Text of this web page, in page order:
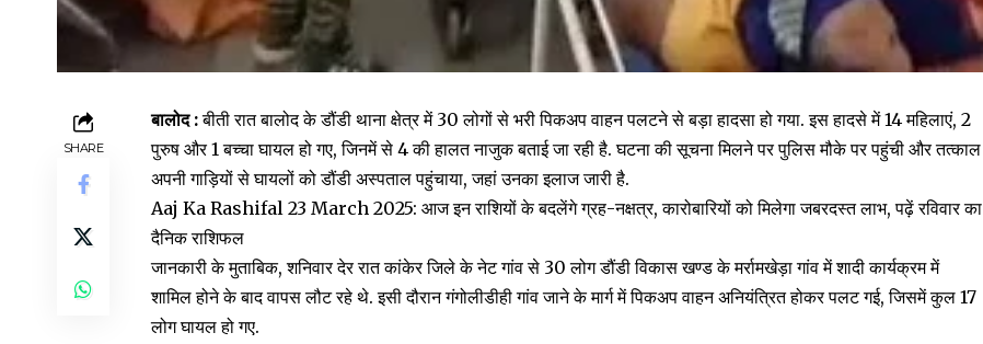
SHARE
बालोद :बीती रात बालोद के डौंडी थाना क्षेत्र में 30 लोगों से भरी पिकअप वाहन पलटने से बड़ा हादसा हो गया. इस हादसे में 14 महिलाएं, 2
पुरुष और 1 बच्चा घायल हो गए, जिनमें से 4 की हालत नाजुक बताई जा रही है. घटना की सूचना मिलने पर पुलिस मौके पर पहुंची और तत्काल
अपनी गाड़ियों से घायलों को डौंडी अस्पताल पहुंचाया, जहां उनका इलाज जारी है.
Aaj Ka Rashifal 23 March 2025: आज इन राशियों के बदलेंगे ग्रह-नक्षत्र, कारोबारियों को मिलेगा जबरदस्त लाभ, पढ़ें रविवार का
दैनिक राशिफल
जानकारी के मुताबिक, शनिवार देर रात कांकेर जिले के नेट गांव से 30 लोग डौंडी विकास खण्ड के मर्रामखेड़ा गांव में शादी कार्यक्रम में
शामिल होने के बाद वापस लौट रहे थे. इसी दौरान गंगोलीडीही गांव जाने के मार्ग में पिकअप वाहन अनियंत्रित होकर पलट गई, जिसमें कुल 17
लोग घायल हो गए.